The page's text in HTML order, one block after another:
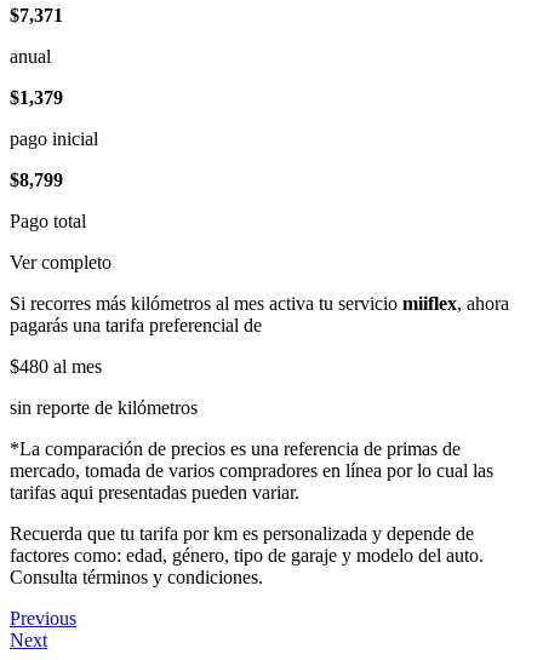
$7,371
anual
$1,379
pago inicial
$8,799
Pago total
Ver completo
Si recorres más kilómetros al mes activa tu servicio miiflex, ahora
pagarás una tarifa preferencial de
$480 al mes
sin reporte de kilómetros
*La comparación de precios es una referencia de primas de
mercado, tomada de varios compradores en línea por lo cual las
tarifas aqui presentadas pueden variar.
Recuerda que tu tarifa por km es personalizada y depende de
factores como: edad, género, tipo de garaje y modelo del auto.
Consulta términos y condiciones.
Previous
Next